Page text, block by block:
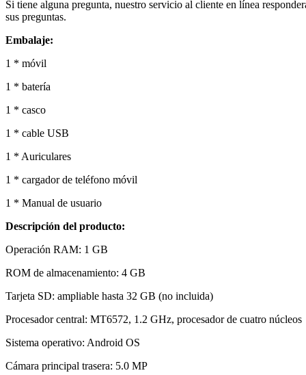
Si tiene alguna pregunta, nuestro servicio al cliente en línea
sus preguntas.
Embalaje:
1 * móvil
1 * batería
1 * casco
1 * cable USB
1 * Auriculares
1 * cargador de teléfono móvil
1 * Manual de usuario
Descripción del producto:
Operación RAM: 1 GB
ROM de almacenamiento: 4 GB
Tarjeta SD: ampliable hasta 32 GB (no incluida)
Procesador central: MT6572, 1.2 GHz, procesador de cuatro núcleos
Sistema operativo: Android OS
Cámara principal trasera: 5.0 MP